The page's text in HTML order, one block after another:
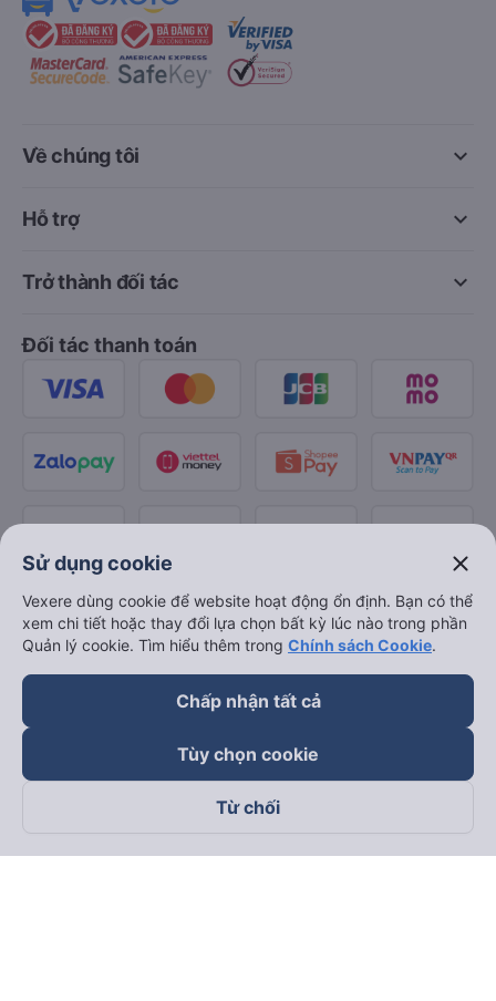
keyboard_arrow_down
Về chúng tôi
keyboard_arrow_down
Hỗ trợ
keyboard_arrow_down
Trở thành đối tác
Đối tác thanh toán
Theo dõi chúng tôi trên
Sử dụng cookie close
Vexere dùng cookie để website hoạt động ổn định. Bạn có thể
xem chi tiết hoặc thay đổi lựa chọn bất kỳ lúc nào trong phần
Quản lý cookie. Tìm hiểu thêm trong Chính sách Cookie.
Chấp nhận tất cả
Tùy chọn cookie
Từ chối